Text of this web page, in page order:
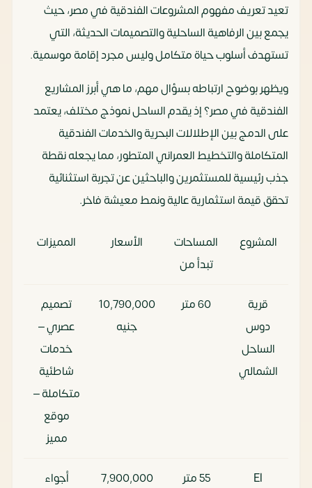
تعيد تعريف مفهوم المشروعات الفندقية في مصر، حيث
يجمع بين الرفاهية الساحلية والتصميمات الحديثة، التي
تستهدف أسلوب حياة متكامل وليس مجرد إقامة موسمية.
ويظهر بوضوح ارتباطه بسؤال مهم، ما هي أبرز المشاريع
الفندقية في مصر؟ إذ يقدم الساحل نموذج مختلف، يعتمد
على الدمج بين الإطلالات البحرية والخدمات الفندقية
المتكاملة والتخطيط العمراني المتطور، مما يجعله نقطة
جذب رئيسية للمستثمرين والباحثين عن تجربة استثنائية
تحقق قيمة استثمارية عالية ونمط معيشة فاخر.
المشروع
المساحات
تبدأ من
الأسعار المميزات
قرية
دوس
الساحل
الشمالي
60 متر
10٬790٬000
جنيه
تصميم
عصري –
خدمات
شاطئية
متكاملة –
موقع
مميز
El
55 متر
7٬900٬000
أجواء